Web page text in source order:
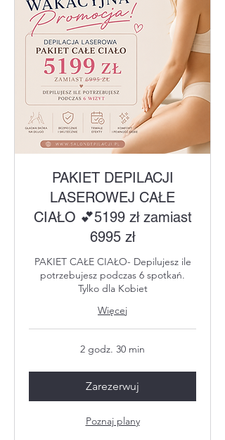
PAKIET DEPILACJI
LASEROWEJ CAŁE
CIAŁO 💕5199 zł zamiast
6995 zł
PAKIET CAŁE CIAŁO- Depilujesz ile
potrzebujesz podczas 6 spotkań.
Tylko dla Kobiet
Więcej
2 godz. 30 min
Zarezerwuj
Poznaj plany